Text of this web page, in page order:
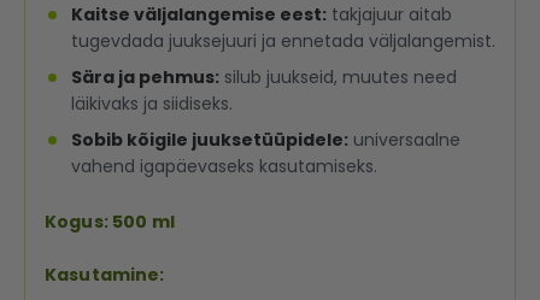
Kaitse väljalangemise eest: takjajuur aitab
tugevdada juuksejuuri ja ennetada väljalangemist.
Sära ja pehmus: silub juukseid, muutes need
läikivaks ja siidiseks.
Sobib kõigile juuksetüüpidele: universaalne
vahend igapäevaseks kasutamiseks.
Kogus: 500 ml
Kasutamine: